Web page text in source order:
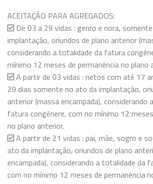
ACEITAÇÃO PARA AGREGADOS:
De 03 a 29 vidas : genro e nora,
implantação, oriundos de plano anterior
considerando a totalidade da fatura
mínimo 12 meses de permanência no plano
A partir de 03 vidas : netos com até 17
29 dias somente no ato da implantação,
anterior (massa encampada), considerando
fatura congênere, com no mínimo 12
no plano anterior.
A partir de 21 vidas : pai, mãe, sogro e
ato da implantação, oriundos de plano
encampada), considerando a totalidade da
com no mínimo 12 meses de permanência